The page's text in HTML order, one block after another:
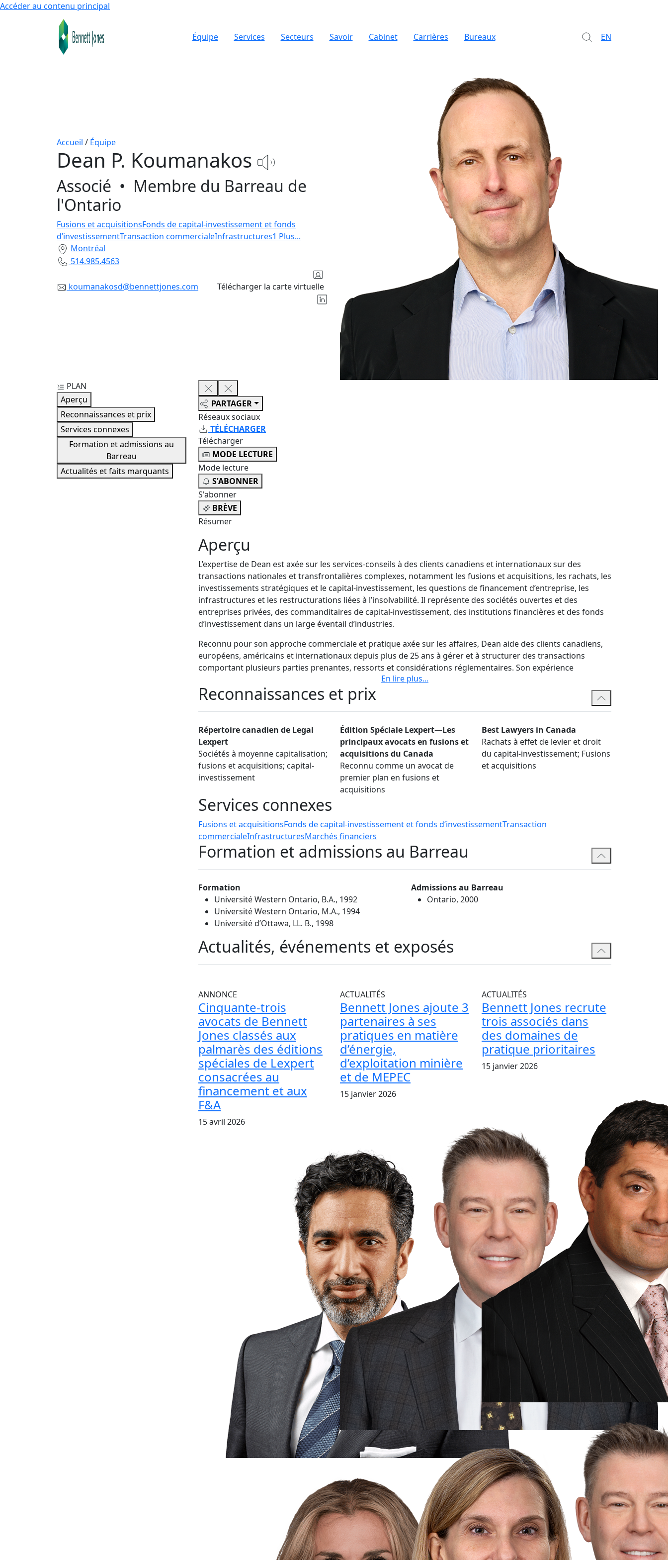
Accéder au contenu principal
Équipe Services Secteurs Savoir Cabinet Carrières Bureaux EN
Accueil / Équipe
Dean P. Koumanakos
Associé • Membre du Barreau de
l'Ontario
Fusions et acquisitionsFonds de capital-investissement et fonds
d’investissementTransaction commercialeInfrastructures1 Plus...
Montréal
514.985.4563
koumanakosd@bennettjones.com Télécharger la carte virtuelle
PLAN
Aperçu
Reconnaissances et prix
Services connexes
Formation et admissions au
Barreau
Actualités et faits marquants
PARTAGER
Réseaux sociaux
TÉLÉCHARGER
Télécharger
MODE LECTURE
Mode lecture
S'ABONNER
S'abonner
BRÈVE
Résumer
Aperçu
L’expertise de Dean est axée sur les services-conseils à des clients canadiens et internationaux sur des
transactions nationales et transfrontalières complexes, notamment les fusions et acquisitions, les rachats, les
investissements stratégiques et le capital-investissement, les questions de financement d’entreprise, les
infrastructures et les restructurations liées à l’insolvabilité. Il représente des sociétés ouvertes et des
entreprises privées, des commanditaires de capital-investissement, des institutions financières et des fonds
d’investissement dans un large éventail d’industries.
Reconnu pour son approche commerciale et pratique axée sur les affaires, Dean aide des clients canadiens,
européens, américains et internationaux depuis plus de 25 ans à gérer et à structurer des transactions
comportant plusieurs parties prenantes, ressorts et considérations réglementaires. Son expérience
approfondie lui permet de gérer la complexité tout en livrant des solutions commerciales pratiques et
alignées sur les objectifs stratégiques. Avant de se joindre à Bennett Jones, il exerçait aux bureaux de Toronto
et de Montréal de son ancien cabinet national canadien en droit des affaires au sein duquel il a été associé
directeur du bureau de Londres pendant plus de sept ans.
Le travail de Dean est régulièrement reconnu par des répertoires juridiques de premier plan, notamment
Lexpert en fusions et acquisitions, en capital-investissement et en sociétés à moyenne capitalisation, Best
Lawyers en rachats d’entreprise par effet de levier, ainsi que The Legal 500 pour son expertise internationale,
reflétant sa renommée en fusions et acquisitions sur les marchés canadien et mondial. Il est membre du
Barreau de l’Ontario et de l’Association du Barreau canadien et a siégé au conseil d’administration de la
Chambre de commerce Canada–Royaume-Uni pendant un mandat.
En lire plus...
Reconnaissances et prix
Répertoire canadien de Legal
Lexpert
Sociétés à moyenne capitalisation;
fusions et acquisitions; capital-
investissement
Édition Spéciale Lexpert—Les
principaux avocats en fusions et
acquisitions du Canada
Reconnu comme un avocat de
premier plan en fusions et
acquisitions
Best Lawyers in Canada
Rachats à effet de levier et droit
du capital-investissement; Fusions
et acquisitions
Services connexes
Fusions et acquisitionsFonds de capital-investissement et fonds d’investissementTransaction
commercialeInfrastructuresMarchés financiers
Formation et admissions au Barreau
Formation
Université Western Ontario, B.A., 1992
Université Western Ontario, M.A., 1994
Université d’Ottawa, LL. B., 1998
Admissions au Barreau
Ontario, 2000
Actualités, événements et exposés
ANNONCE
Cinquante-trois
avocats de Bennett
Jones classés aux
palmarès des éditions
spéciales de Lexpert
consacrées au
financement et aux
F&A
15 avril 2026
ACTUALITÉS
Bennett Jones ajoute 3
partenaires à ses
pratiques en matière
d’énergie,
d’exploitation minière
et de MEPEC
15 janvier 2026
ACTUALITÉS
Bennett Jones recrute
trois associés dans
des domaines de
pratique prioritaires
15 janvier 2026